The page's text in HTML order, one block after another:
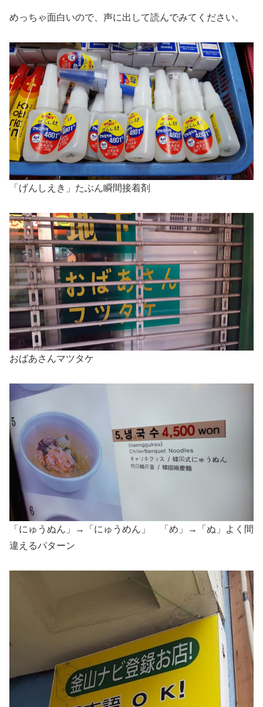
めっちゃ面白いので、声に出して読んでみてください。
「げんしえき」たぶん瞬間接着剤
おばあさんマツタケ
「にゅうぬん」→「にゅうめん」 「め」→「ぬ」よく間
違えるパターン